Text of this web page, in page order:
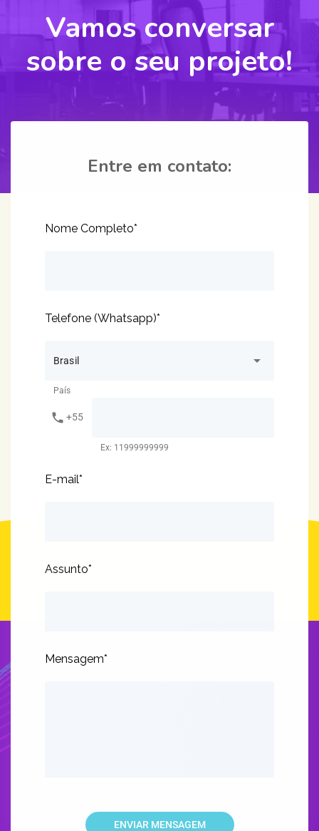
Vamos conversar
sobre o seu projeto!
Entre em contato:
Nome Completo*
Telefone (Whatsapp)*
Brasil arrow_drop_down
País
phone +55
Ex: 11999999999
E-mail*
Assunto*
Mensagem*
ENVIAR MENSAGEM